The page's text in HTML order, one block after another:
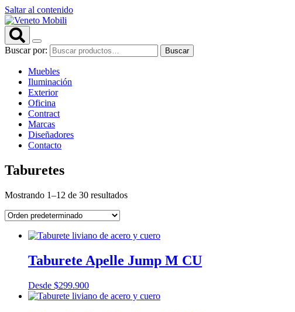
Saltar al contenido
Buscar por: Buscar
Muebles
Iluminación
Exterior
Oficina
Contract
Marcas
Diseñadores
Contacto
Taburetes
Mostrando 1–12 de 30 resultados
Taburete Apelle Jump M CU
Desde $299.900